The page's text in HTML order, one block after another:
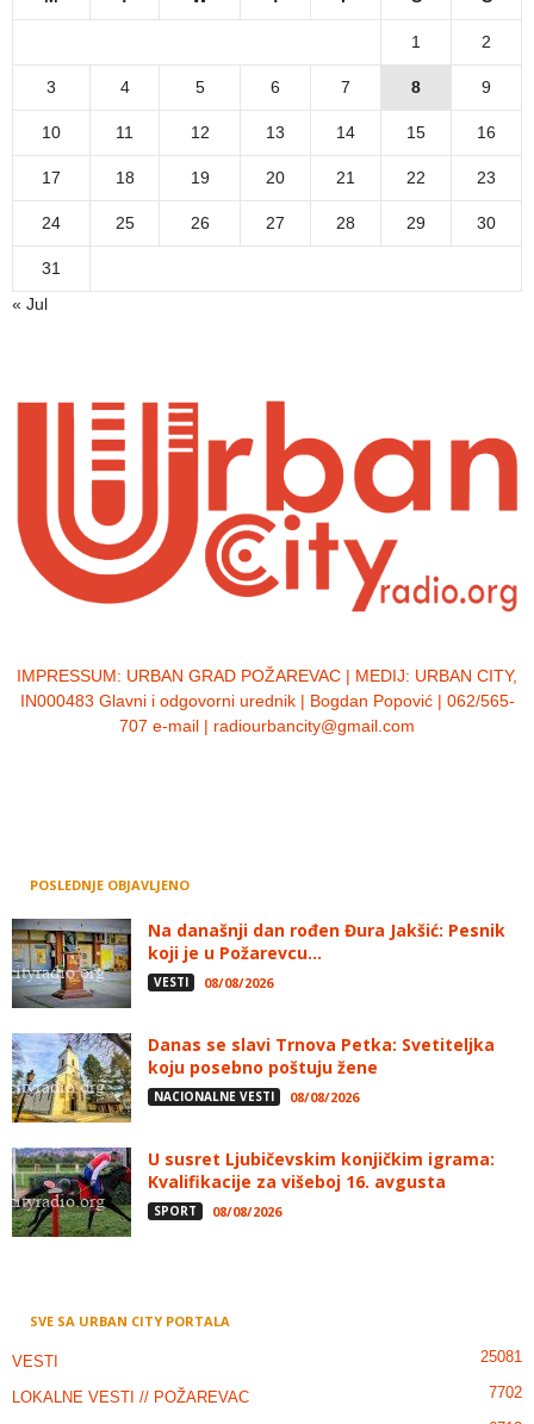
1 2
3 4 5 6 7 8 9
10 11 12 13 14 15 16
17 18 19 20 21 22 23
24 25 26 27 28 29 30
31
« Jul
IMPRESSUM: URBAN GRAD POŽAREVAC | MEDIJ: URBAN CITY,
IN000483 Glavni i odgovorni urednik | Bogdan Popović | 062/565-
707 e-mail | radiourbancity@gmail.com
POSLEDNJE OBJAVLJENO
Na današnji dan rođen Đura Jakšić: Pesnik
koji je u Požarevcu...
VESTI 08/08/2026
Danas se slavi Trnova Petka: Svetiteljka
koju posebno poštuju žene
NACIONALNE VESTI 08/08/2026
U susret Ljubičevskim konjičkim igrama:
Kvalifikacije za višeboj 16. avgusta
SPORT 08/08/2026
SVE SA URBAN CITY PORTALA
VESTI 25081
LOKALNE VESTI // POŽAREVAC
7702